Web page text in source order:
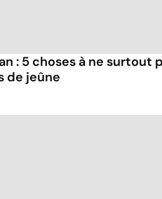
: 5 choses à ne surtout
de jeûne